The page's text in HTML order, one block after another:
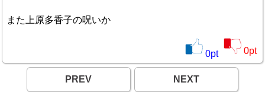
また上原多香子の呪いか
0pt 0pt
PREV NEXT